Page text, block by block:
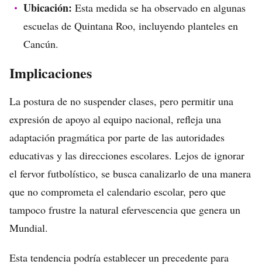
Ubicación: Esta medida se ha observado en algunas
escuelas de Quintana Roo, incluyendo planteles en
Cancún.
Implicaciones
La postura de no suspender clases, pero permitir una
expresión de apoyo al equipo nacional, refleja una
adaptación pragmática por parte de las autoridades
educativas y las direcciones escolares. Lejos de ignorar
el fervor futbolístico, se busca canalizarlo de una manera
que no comprometa el calendario escolar, pero que
tampoco frustre la natural efervescencia que genera un
Mundial.
Esta tendencia podría establecer un precedente para